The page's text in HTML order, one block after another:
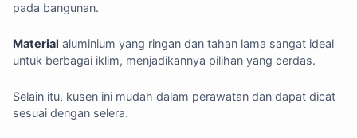
pada bangunan.
Material aluminium yang ringan dan tahan lama sangat ideal
untuk berbagai iklim, menjadikannya pilihan yang cerdas.
Selain itu, kusen ini mudah dalam perawatan dan dapat dicat
sesuai dengan selera.